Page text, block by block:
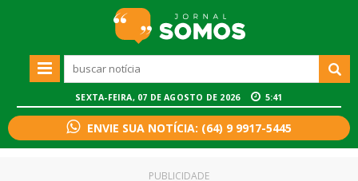
SEXTA-FEIRA, 07 DE AGOSTO DE 2026 5:41
ENVIE SUA NOTÍCIA: (64) 9 9917-5445
PUBLICIDADE